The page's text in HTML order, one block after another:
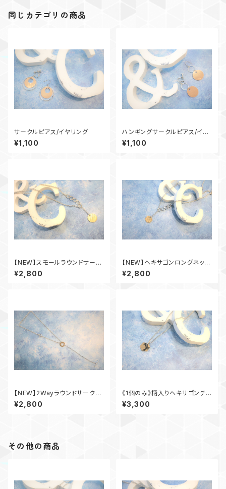
同じカテゴリの商品
サークルピアス/イヤリング
¥1,100
ハンギングサークルピアス/イヤ
リング
¥1,100
【NEW】スモールラウンドサーク
ルロングネックレス
¥2,800
【NEW】ヘキサゴンロングネック
レス
¥2,800
【NEW】2Wayラウンドサークル
ネックレス
¥2,800
《1個のみ》柄入りヘキサゴンチェ
ーンネックレス
¥3,300
その他の商品